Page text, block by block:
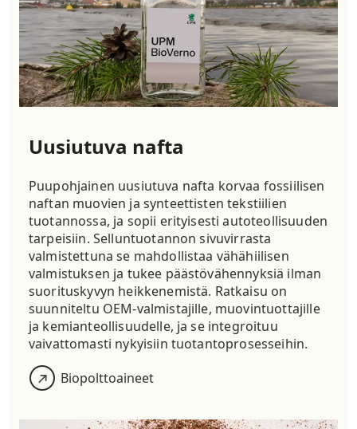
Uusiutuva nafta
Puupohjainen uusiutuva nafta korvaa fossiilisen
naftan muovien ja synteettisten tekstiilien
tuotannossa, ja sopii erityisesti autoteollisuuden
tarpeisiin. Selluntuotannon sivuvirrasta
valmistettuna se mahdollistaa vähähiilisen
valmistuksen ja tukee päästövähennyksiä ilman
suorituskyvyn heikkenemistä. Ratkaisu on
suunniteltu OEM-valmistajille, muovintuottajille
ja kemianteollisuudelle, ja se integroituu
vaivattomasti nykyisiin tuotantoprosesseihin.
Biopolttoaineet